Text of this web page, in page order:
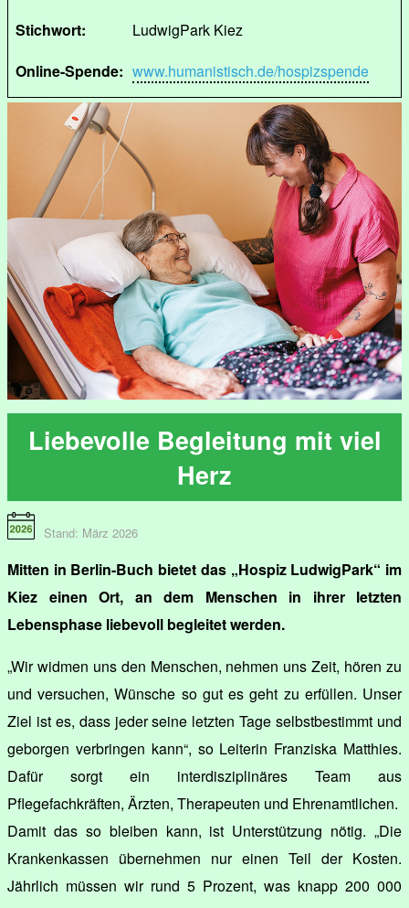
Stichwort:
LudwigPark Kiez
Online-Spende: www.humanistisch.de/hospizspende
Liebevolle Begleitung mit viel
Herz
Stand: März 2026
Mitten in Berlin-Buch bietet das „Hospiz LudwigPark“ im
Kiez einen Ort, an dem Menschen in ihrer letzten
Lebensphase liebevoll begleitet werden.
„Wir widmen uns den Menschen, nehmen uns Zeit, hören zu
und versuchen, Wünsche so gut es geht zu erfüllen. Unser
Ziel ist es, dass jeder seine letzten Tage selbstbestimmt und
geborgen verbringen kann“, so Leiterin Franziska Matthies.
Dafür sorgt ein interdisziplinäres Team aus
Pflegefachkräften, Ärzten, Therapeuten und Ehrenamtlichen.
Damit das so bleiben kann, ist Unterstützung nötig. „Die
Krankenkassen übernehmen nur einen Teil der Kosten.
Jährlich müssen wir rund 5 Prozent, was knapp 200 000